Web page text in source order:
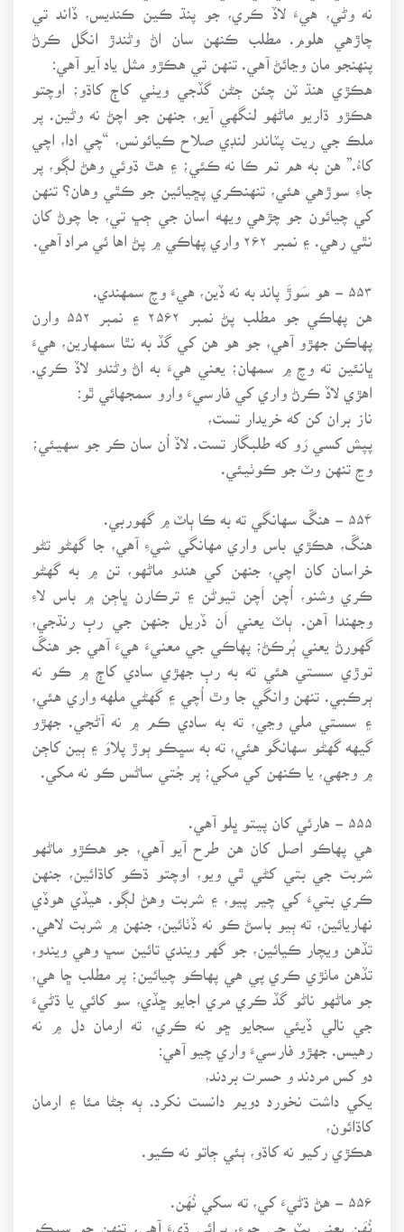
نه وڻي، هيءَ لاڏ ڪري، جو پنڌ ڪين ڪنديس، ڏاند تي
چاڙهي هلوم. مطلب ڪنهن سان اڻ وڻندڙ انگل ڪرڻ
پنهنجو مان وڃائڻ آهي. تنهن تي هڪڙو مثل ياد آيو آهي:
هڪڙي هنڌ ٽن چئن ڄڻن گڏجي ويٺي کاڄ کاڌو؛ اوچتو
هڪڙو ڌاريو ماڻهو لنگهي آيو، جنهن جو اچڻ نه وڻين. پر
ملڪ جي ريت پٽاندر لنڊي صلاح ڪيائونس، “چي ادا، اچي
کاءُ.” هن به هم تم ڪا نه ڪئي؛ ۽ هٿ ڌوئي وهڻ لڳو، پر
جاءِ سوڙهي هئي، تنهنڪري پڇيائين جو ڪٿي وهان؟ تنهن
کي چيائون جو چڙهي ويهه اسان جي ڄڀ تي، جا چوڻ کان
هن پهاڪي جو مطلب پڻ نمبر ۲۵۶۲ ۽ نمبر ۵۵۲ وارن
پهاڪن جهڙو آهي، جو هو هن کي گڏ به نٿا سمهارين، هيءَ
ڀانئين ته وچ ۾ سمهان؛ يعني هيءَ به اڻ وڻندو لاڏ ڪري.
اهڙي لاڏ ڪرڻ واري کي فارسيءَ وارو سمجهائي ٿو:
ناز بران کن که خريدار تست،
پپش کسي رَو که طلبگار تست. لاڏ اُن سان ڪر جو سهيئي؛
۵۵۴ - هنڱ سهانگي ته به ڪا ٻاٽ ۾ گهوربي.
هنڱ، هڪڙي باس واري مهانگي شيءِ آهي، جا گهڻو تڻو
خراسان کان اچي، جنهن کي هندو ماڻهو، تن ۾ به گهڻو
ڪري وشنو، اُچن اَچن تيوڻن ۽ ترڪارن ڀاڄن ۾ باس لاءِ
وجهندا آهن. ٻاٽ يعني اَن ڏريل جنهن جي رٻ رنڌجي،
گهورڻ يعني ٻُرڪڻ؛ پهاڪي جي معنيءَ هيءَ آهي جو هنڱ
توڙي سستي هئي ته به رٻ جهڙي سادي کاڄ ۾ ڪو نه
ٻرڪبي. تنهن وانگي جا وٿ اُچي ۽ گهڻي ملهه واري هئي،
۽ سستي ملي وڃي، ته به سادي ڪم ۾ نه آڻجي. جهڙو
گيهه گهڻو سهانگو هئي، ته به سڀڪو ٻوڙ پلاوَ ۽ ٻين کاڄن
۾ وجهي، يا ڪنهن کي مکي؛ پر جُتي ساڻس ڪو نه مکي.
هي پهاڪو اصل کان هن طرح آيو آهي، جو هڪڙو ماڻهو
شربت جي بتي کڻي ٿي ويو، اوچتو ڌڪو کاڌائين، جنهن
ڪري بتيءَ کي چير پيو، ۽ شربت وهڻ لڳو. هيڏي هوڏي
نهاريائين، ته ٻيو باسڻ ڪو نه ڏٺائين، جنهن ۾ شربت لاهي.
تڏهن ويچار ڪيائين، جو گهر ويندي تائين سڀ وهي ويندو،
تڏهن ماٺڙي ڪري پي هي پهاڪو چيائين؛ پر مطلب ڇا هي،
جو ماڻهو ناڻو گڏ ڪري مري اجايو ڇڏي، سو کائي يا ڌڻيءَ
جي نالي ڏيئي سجايو ڇو نه ڪري، ته ارمان دل ۾ نه
رهيس. جهڙو فارسيءَ واري چيو آهي:
دو کس مردند و حسرت بردند،
يکي داشت نخورد دويم دانست نکرد. ٻه ڄڻا مئا ۽ ارمان
کاڌائون،
هڪڙي رکيو نه کاڌو، ٻئي ڄاتو نه ڪيو.
نُهَن يعني پٽ جي جوءِ، پرائي ڌيءَ آهي، تنهن جو سڀڪو